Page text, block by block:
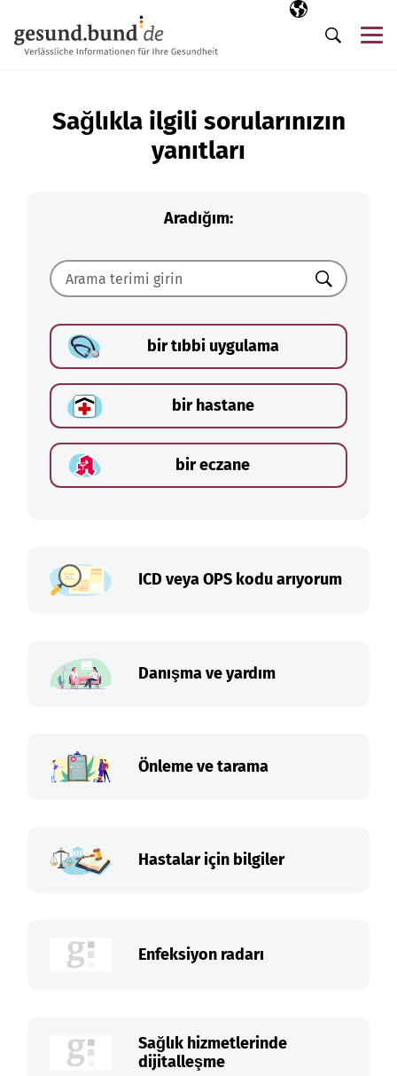
Seçili dil
TR
Arama
Sağlıkla ilgili sorularınızın
yanıtları
Aradığım:
Ara
bir tıbbi uygulama
bir hastane
bir eczane
ICD veya OPS kodu arıyorum
Danışma ve yardım
Önleme ve tarama
Hastalar için bilgiler
Enfeksiyon radarı
Sağlık hizmetlerinde
dijitalleşme